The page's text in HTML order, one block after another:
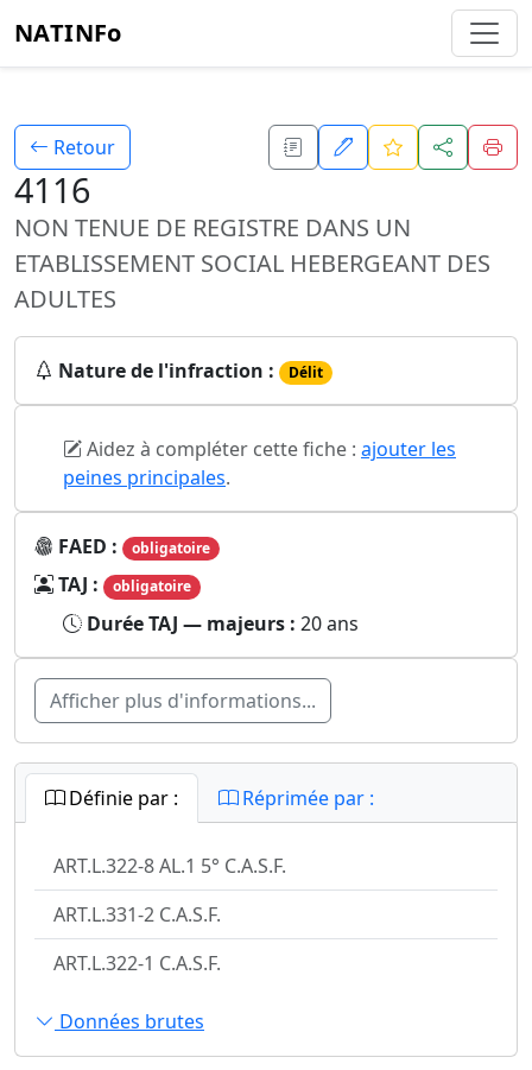
NATINFo
Retour
4116
NON TENUE DE REGISTRE DANS UN
ETABLISSEMENT SOCIAL HEBERGEANT DES
ADULTES
Nature de l'infraction : Délit
Aidez à compléter cette fiche : ajouter les
peines principales.
FAED : obligatoire
TAJ : obligatoire
Durée TAJ — majeurs : 20 ans
Afficher plus d'informations...
Définie par : Réprimée par :
ART.L.322-8 AL.1 5° C.A.S.F.
ART.L.331-2 C.A.S.F.
ART.L.322-1 C.A.S.F.
Données brutes